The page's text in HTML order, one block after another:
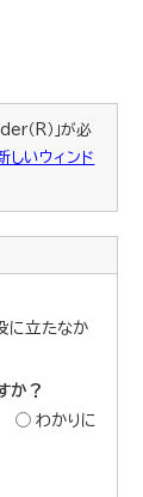
（R）」が必
しいウィンド
に立たなか
か？
わかりに